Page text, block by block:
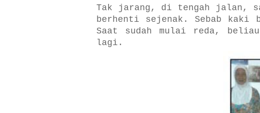
Tak jarang, di tengah jalan,
berhenti sejenak. Sebab
Saat sudah mulai reda,
lagi.